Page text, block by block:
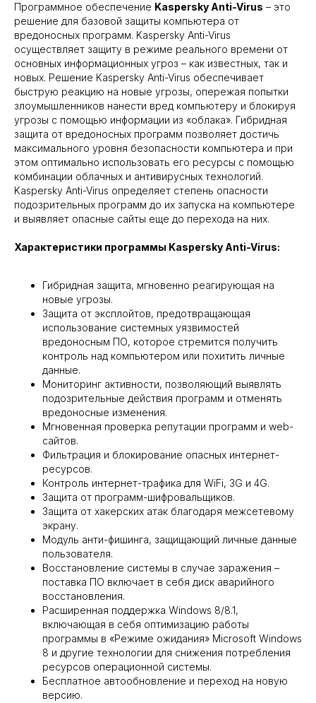
Программное обеспечение Kaspersky Anti-Virus – это
решение для базовой защиты компьютера от
вредоносных программ. Kaspersky Anti-Virus
осуществляет защиту в режиме реального времени от
основных информационных угроз – как известных, так и
новых. Решение Kaspersky Anti-Virus обеспечивает
быструю реакцию на новые угрозы, опережая попытки
злоумышленников нанести вред компьютеру и блокируя
угрозы с помощью информации из «облака». Гибридная
защита от вредоносных программ позволяет достичь
максимального уровня безопасности компьютера и при
этом оптимально использовать его ресурсы с помощью
комбинации облачных и антивирусных технологий.
Kaspersky Anti-Virus определяет степень опасности
подозрительных программ до их запуска на компьютере
и выявляет опасные сайты еще до перехода на них.
Характеристики программы Kaspersky Anti-Virus:
Гибридная защита, мгновенно реагирующая на
новые угрозы.
Защита от эксплойтов, предотвращающая
использование системных уязвимостей
вредоносным ПО, которое стремится получить
контроль над компьютером или похитить личные
данные.
Мониторинг активности, позволяющий выявлять
подозрительные действия программ и отменять
вредоносные изменения.
Мгновенная проверка репутации программ и web-
сайтов.
Фильтрация и блокирование опасных интернет-
ресурсов.
Контроль интернет-трафика для WiFi, 3G и 4G.
Защита от программ-шифровальщиков.
Защита от хакерских атак благодаря межсетевому
экрану.
Модуль анти-фишинга, защищающий личные данные
пользователя.
Восстановление системы в случае заражения –
поставка ПО включает в себя диск аварийного
восстановления.
Расширенная поддержка Windows 8/8.1,
включающая в себя оптимизацию работы
программы в «Режиме ожидания» Microsoft Windows
8 и другие технологии для снижения потребления
ресурсов операционной системы.
Бесплатное автообновление и переход на новую
версию.